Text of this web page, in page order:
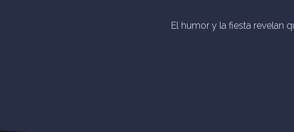
El humor y la fiesta revelan